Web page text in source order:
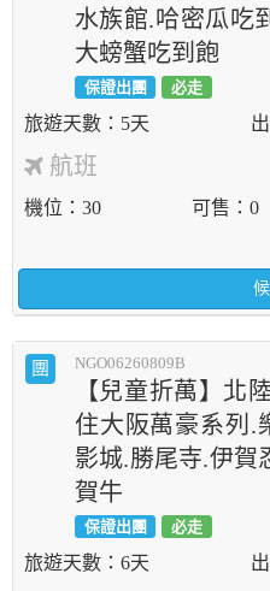
水族館.哈密瓜吃
大螃蟹吃到飽
保證出團 必走
5天
航班
機位 30 可售 0
團 NGO06260809B
【兒童折萬】北
住大阪萬豪系列.
影城.勝尾寺.伊賀
賀牛
保證出團 必走
6天